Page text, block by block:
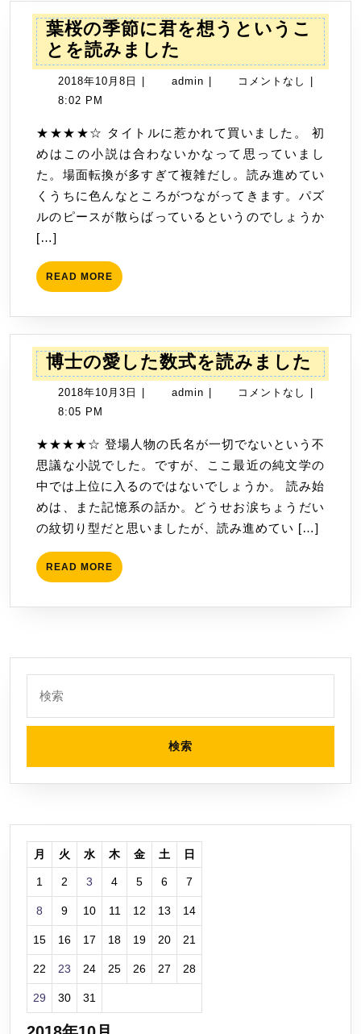
葉桜の季節に君を想うというこ
とを読みました
桜
の
節
に
君
を
想
こ
と
を
読
し
た
2018年10月8日
2018
月
8
日
admin adminコメントなし
8:02 PM
★★★★☆ タイトルに惹かれて買いました。 初
めはこの小説は合わないかなって思っていまし
た。場面転換が多すぎて複雑だし。読み進めてい
くうちに色んなところがつながってきます。パズ
ルのピースが散らばっているというのでしょうか
[…]
READ MORE READ
MORE
博士の愛した数式を読みました
博
士
の
し
た
数
式
を
し
2018年10月3日
2018
月
3
日
admin adminコメントなし
8:05 PM
★★★★☆ 登場人物の氏名が一切でないという不
思議な小説でした。ですが、ここ最近の純文学の
中では上位に入るのではないでしょうか。 読み始
めは、また記憶系の話か。どうせお涙ちょうだい
の紋切り型だと思いましたが、読み進めてい […]
READ MORE READ
MORE
索:
月 火 水 木 金 土 日
1 2 3 4 5 6 7
8 9 10 11 12 13 14
15 16 17 18 19 20 21
22 23 24 25 26 27 28
29 30 31